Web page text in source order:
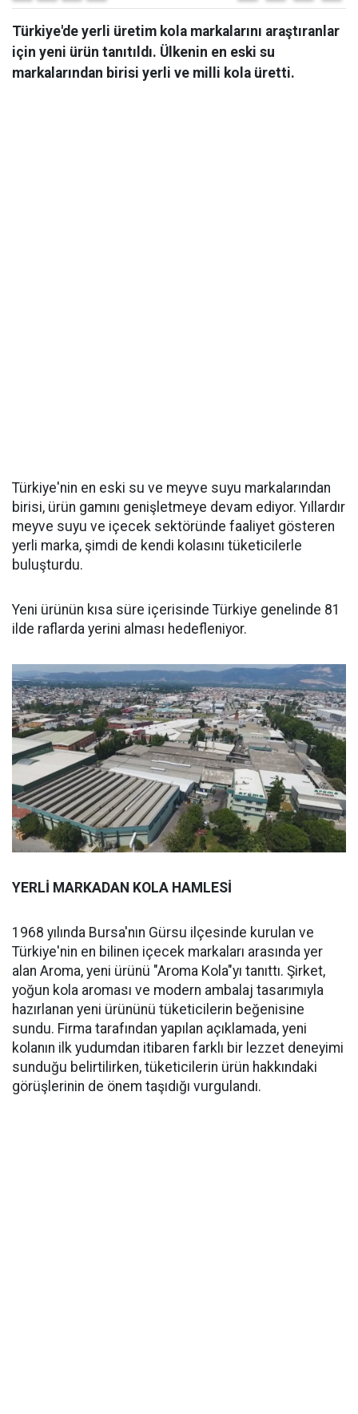
Türkiye'de yerli üretim kola markalarını araştıranlar
için yeni ürün tanıtıldı. Ülkenin en eski su
markalarından birisi yerli ve milli kola üretti.
Türkiye'nin en eski su ve meyve suyu markalarından
birisi, ürün gamını genişletmeye devam ediyor. Yıllardır
meyve suyu ve içecek sektöründe faaliyet gösteren
yerli marka, şimdi de kendi kolasını tüketicilerle
buluşturdu.
Yeni ürünün kısa süre içerisinde Türkiye genelinde 81
ilde raflarda yerini alması hedefleniyor.
YERLİ MARKADAN KOLA HAMLESİ
1968 yılında Bursa'nın Gürsu ilçesinde kurulan ve
Türkiye'nin en bilinen içecek markaları arasında yer
alan Aroma, yeni ürünü "Aroma Kola"yı tanıttı. Şirket,
yoğun kola aroması ve modern ambalaj tasarımıyla
hazırlanan yeni ürününü tüketicilerin beğenisine
sundu. Firma tarafından yapılan açıklamada, yeni
kolanın ilk yudumdan itibaren farklı bir lezzet deneyimi
sunduğu belirtilirken, tüketicilerin ürün hakkındaki
görüşlerinin de önem taşıdığı vurgulandı.